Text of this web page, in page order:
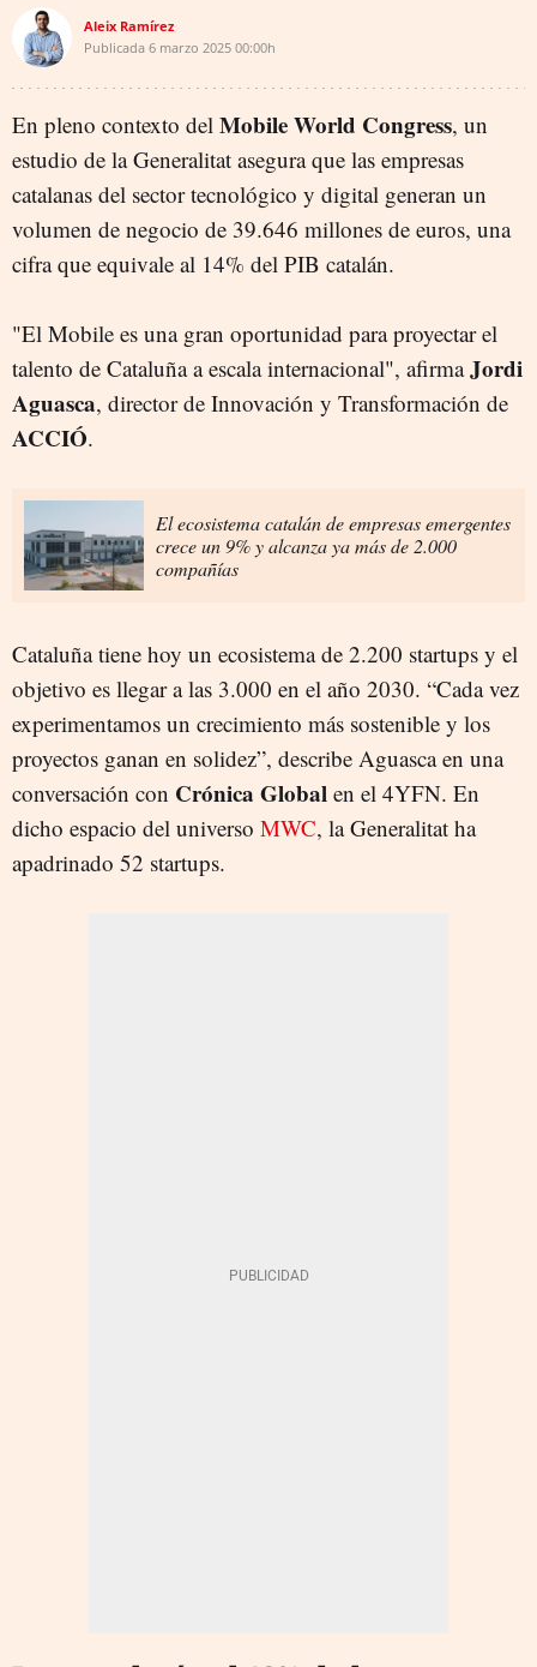
Aleix Ramírez
Publicada 6 marzo 2025 00:00h
En pleno contexto del Mobile World Congress, un
estudio de la Generalitat asegura que las empresas
catalanas del sector tecnológico y digital generan un
volumen de negocio de 39.646 millones de euros, una
cifra que equivale al 14% del PIB catalán.
"El Mobile es una gran oportunidad para proyectar el
talento de Cataluña a escala internacional", afirmaJordi
Aguasca, director de Innovación y Transformación de
ACCIÓ.
El ecosistema catalán de empresas emergentes
crece un 9% y alcanza ya más de 2.000
compañías
Cataluña tiene hoy un ecosistema de 2.200 startups y el
objetivo es llegar a las 3.000 en el año 2030. “Cada vez
experimentamos un crecimiento más sostenible y los
proyectos ganan en solidez”, describe Aguasca en una
conversación con Crónica Global en el 4YFN. En
dicho espacio del universo MWC, la Generalitat ha
apadrinado 52 startups.